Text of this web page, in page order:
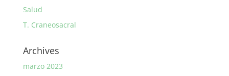
Salud
T. Craneosacral
Archives
marzo 2023